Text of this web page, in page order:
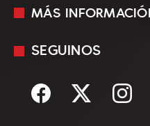
En Vivo
Sociedad
MÁS
Mediakit
Términos y condiciones
SEGUINOS